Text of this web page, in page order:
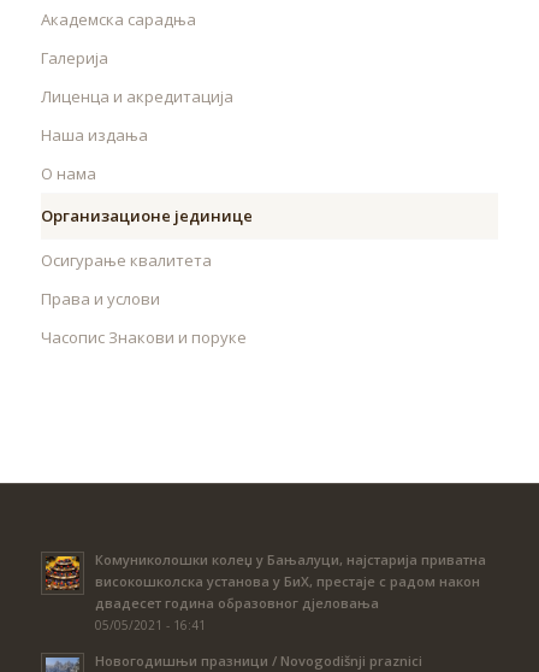
Академска сарадња
Галерија
Лиценца и акредитација
Наша издања
О нама
Организационе јединице
Осигурање квалитета
Права и услови
Часопис Знакови и поруке
Комуниколошки колеџ у Бањалуци, најстарија приватна
високошколска установа у БиХ, престаје с радом након
двадесет година образовног дјеловања
05/05/2021 - 16:41
Новогодишњи празници / Novogodišnji praznici